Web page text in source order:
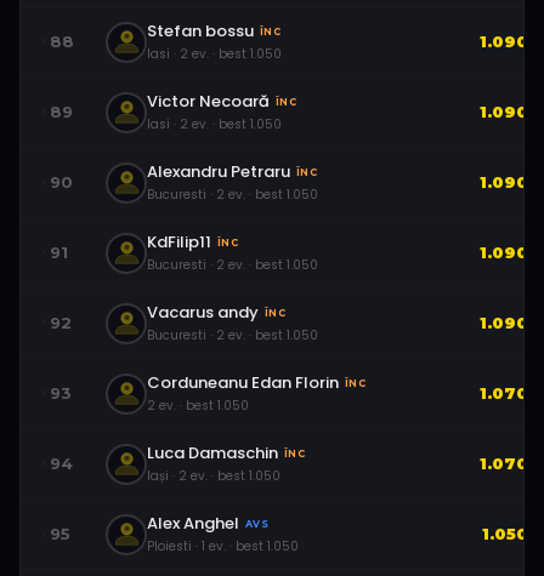
88 Stefan bossu ÎNC
Iasi · 2 ev. · best 1.050
1.090
89 Victor Necoară ÎNC
Iasi · 2 ev. · best 1.050
1.090
90 Alexandru Petraru ÎNC
Bucuresti · 2 ev. · best 1.050
1.090
91 KdFilip11 ÎNC
Bucuresti · 2 ev. · best 1.050
1.090
92 Vacarus andy ÎNC
Bucuresti · 2 ev. · best 1.050
1.090
93 Corduneanu Edan Florin ÎNC
2 ev. · best 1.050
1.070
94 Luca Damaschin ÎNC
Iași · 2 ev. · best 1.050
1.070
95 Alex Anghel AVS
Ploiesti · 1 ev. · best 1.050
1.050